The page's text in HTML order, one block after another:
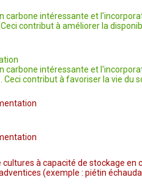
carbone intéressante et
contribut à améliorer la
carbone intéressante et
contribut à favoriser la vie du
à capacité de stockage en
(exemple : piétin